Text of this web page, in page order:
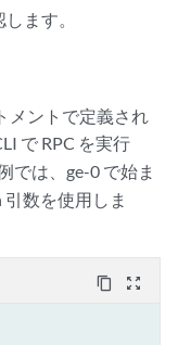
ます。
メントで定義され
で RPC を実行
では、ge-0 で始ま
数を使用しま
content_copy zoom_out_map